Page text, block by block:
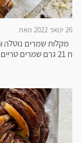
26 ינואר 2022 מאת
ח 21 גרם שמרים טריים 60 גרם סוכר 2 ביצים 2...